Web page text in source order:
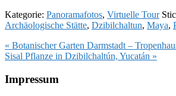
Kategorie: Panoramafotos, Virtuelle Tour
Archäologische Stätte, Dzibilchaltun, Maya,
Vorheriger
Beitrag:
« Botanischer Garten Darmstadt –
Nächster
Sisal Pflanze in Dzibilchaltún, Yucatán »
Footer
Impressum